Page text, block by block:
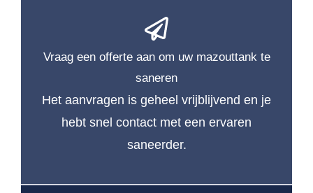
Vraag een offerte aan om uw mazouttank te
saneren
Het aanvragen is geheel vrijblijvend en je
hebt snel contact met een ervaren
saneerder.